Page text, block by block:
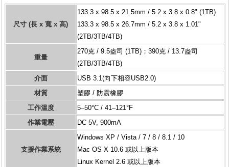
尺寸 (長 x 寬 x 高)
133.3 x 98.5 x 21.5mm / 5.2 x 3.8 x 0.8" (1TB)
133.3 x 98.5 x 26.7mm / 5.2 x 3.8 x 1.01"
(2TB/3TB/4TB)
重量
270克 / 9.5盎司 (1TB)；390克 / 13.7盎司
(2TB/3TB/4TB)
介面
USB 3.1(向下相容USB2.0)
材質
塑膠 / 防震橡膠
工作溫度
5–50°C / 41–121°F
作業電壓
DC 5V, 900mA
支援作業系統
Windows XP / Vista / 7 / 8 / 8.1 / 10
Mac OS X 10.6 或以上版本
Linux Kernel 2.6 或以上版本